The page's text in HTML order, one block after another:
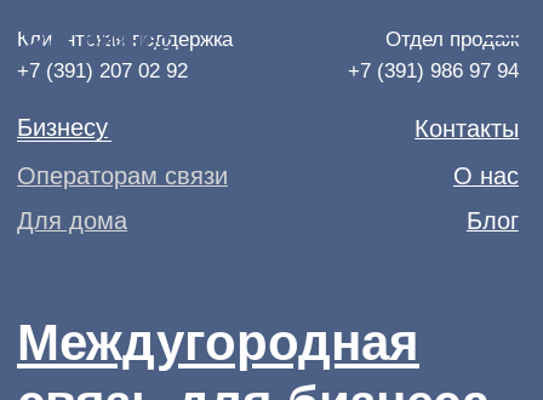
Операторам связи
+7 (391) 207 02 92
Междугородная